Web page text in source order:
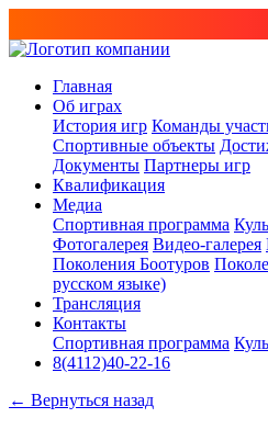
Главная
Об играх
История игр Команды
Спортивные объекты
Документы Партнеры игр
Квалификация
Медиа
Спортивная программа
Фотогалерея Видео-галерея
Поколения Боотуров
русском языке)
Трансляция
Контакты
Спортивная программа
8(4112)40-22-16
← Вернуться назад